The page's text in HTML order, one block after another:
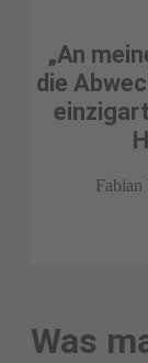
„An
die
Fabian
Was